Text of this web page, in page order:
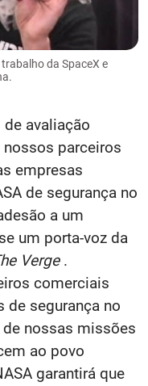
da SpaceX e
de avaliação
parceiros
empresas
de segurança no
a um
um porta-voz da
Verge.
comerciais
de segurança no
nossas missões
ao povo
garantirá que